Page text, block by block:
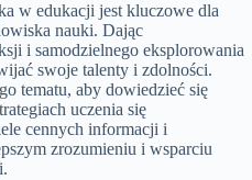
w edukacji jest kluczowe dla
nauki. Dając
i samodzielnego eksplorowania
swoje talenty i zdolności.
tematu, aby dowiedzieć się
uczenia się
cennych informacji i
zrozumieniu i wsparciu